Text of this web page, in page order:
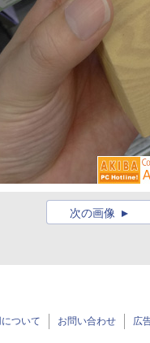
次の画像
ついて お問い合わせ 広